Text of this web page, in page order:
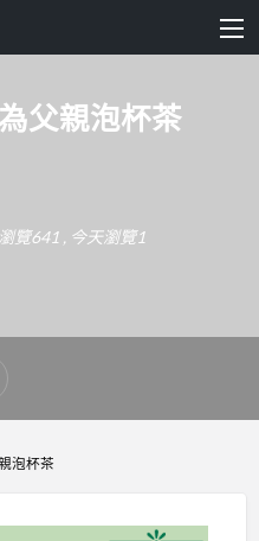
父親泡杯茶
覽641 , 今天瀏覽1
泡杯茶